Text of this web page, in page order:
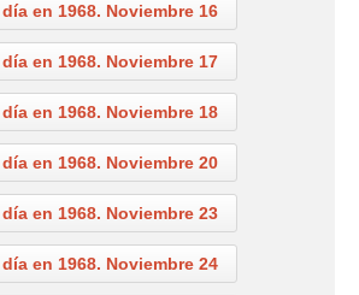
en 1968. Noviembre 16
en 1968. Noviembre 17
en 1968. Noviembre 18
en 1968. Noviembre 20
en 1968. Noviembre 23
en 1968. Noviembre 24